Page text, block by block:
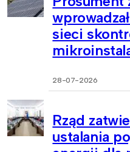
sieci
28-07-2026
Rząd
ustalania